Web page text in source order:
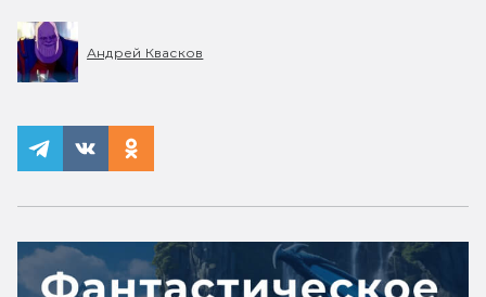
Андрей Квасков